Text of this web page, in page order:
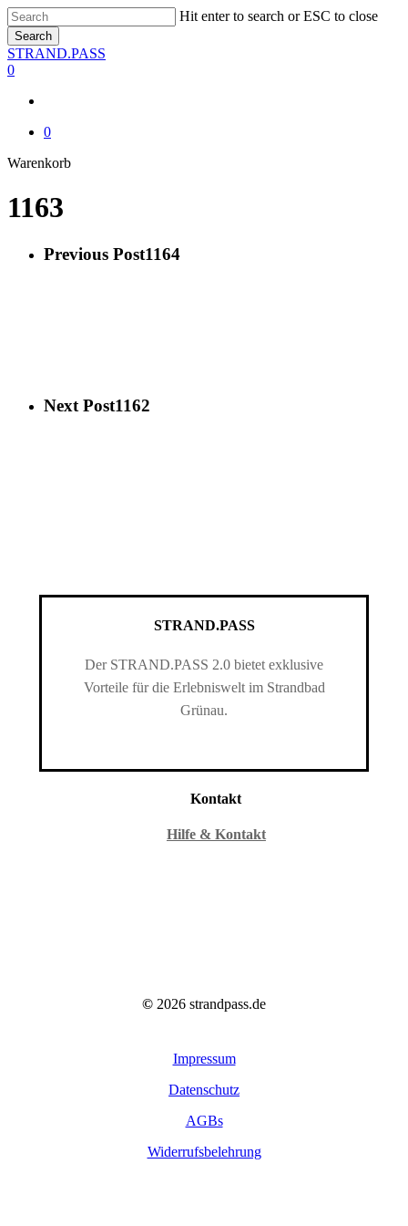
Skip
to
main
content
Hit enter to search or ESC to close
Search
Close
Search
STRAND.PASS
0
0
WarenkorbClose
1163
Previous Post1164
Next Post1162
STRAND.PASS
Der STRAND.PASS 2.0 bietet exklusive
Vorteile für die Erlebniswelt im Strandbad
Grünau.
Kontakt
Hilfe & Kontakt
© 2026 strandpass.de
Impressum
Datenschutz
AGBs
Widerrufsbelehrung